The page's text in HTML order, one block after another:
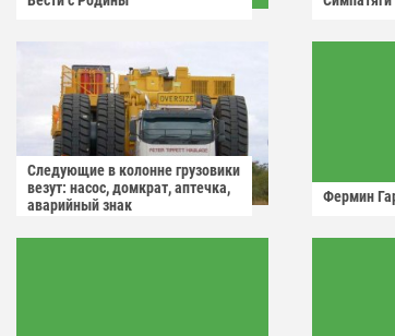
Следующие в колонне грузовики
везут: насос, домкрат, аптечка,
аварийный знак
Фермин